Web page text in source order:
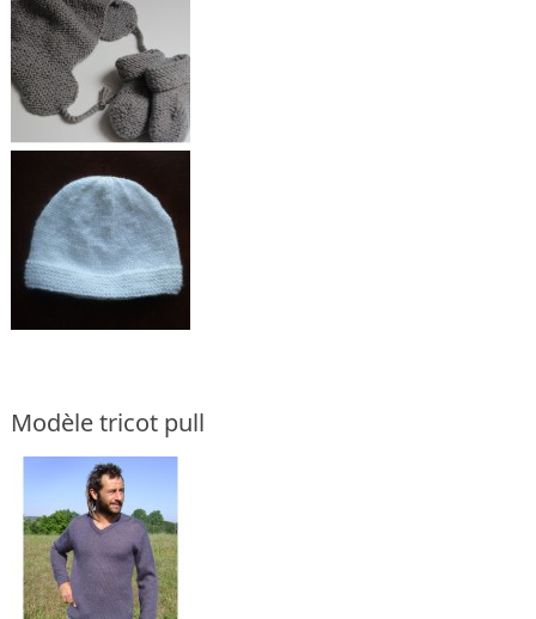
Modèle tricot pull